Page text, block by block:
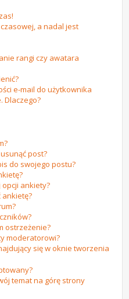
a nadal jest
rangi czy awatara
e-mail do użytkownika
Dlaczego?
post?
do swojego postu?
opcji ankiety?
ankietę?
ostrzeżenie?
moderatorowi?
się w oknie tworzenia
temat na górę strony